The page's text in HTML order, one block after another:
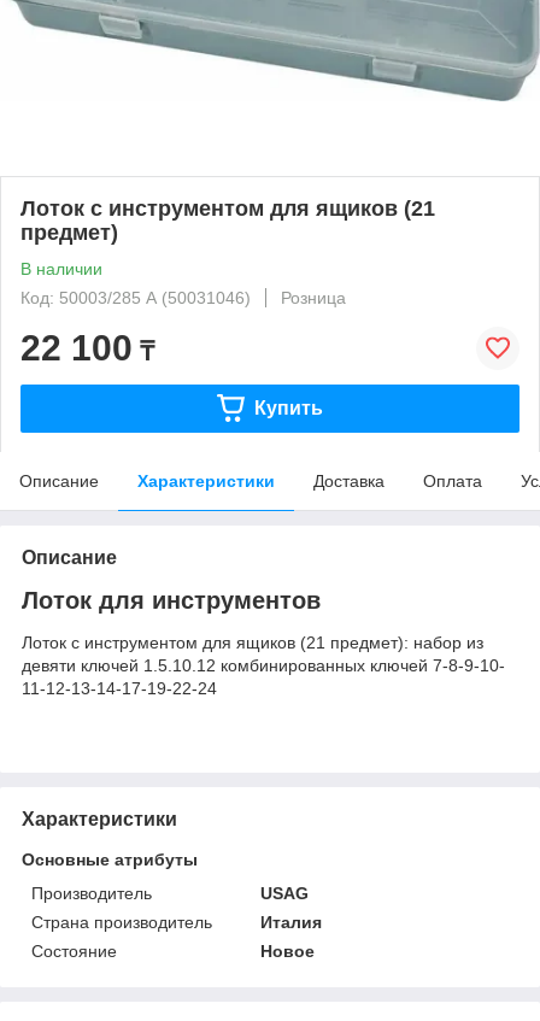
Лоток с инструментом для ящиков (21
предмет)
В наличии
Код: 50003/285 А (50031046)
Розница
22 100 ₸
Купить
Описание Характеристики Доставка Оплата
Описание
Лоток для инструментов
Лоток с инструментом для ящиков (21 предмет): набор из
девяти ключей 1.5.10.12 комбинированных ключей 7-8-9-10-
11-12-13-14-17-19-22-24
Характеристики
Основные атрибуты
Производитель
USAG
Страна производитель
Италия
Состояние
Новое